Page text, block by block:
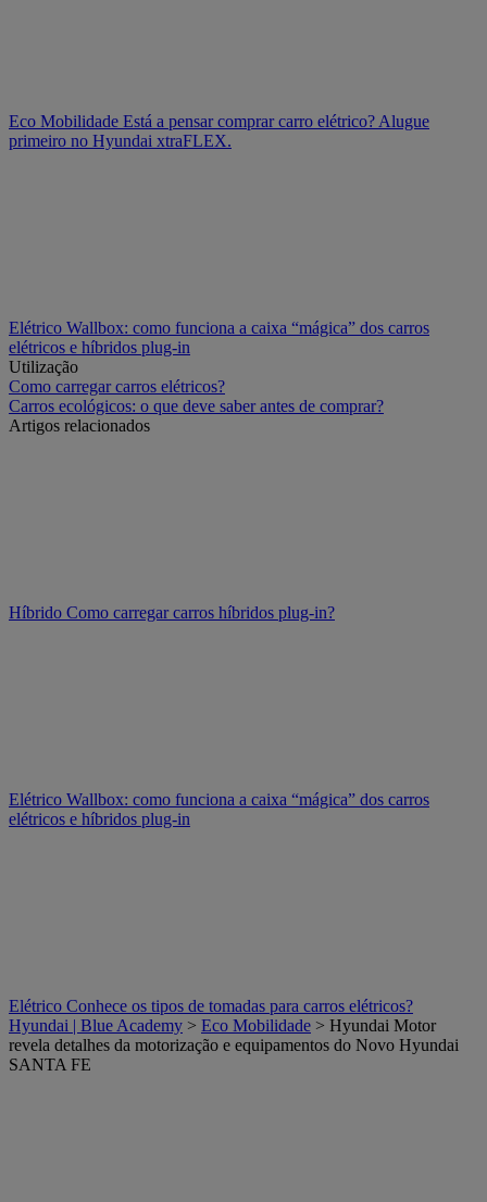
Eco Mobilidade Está a pensar comprar carro elétrico? Alugue
primeiro no Hyundai xtraFLEX.
Elétrico Wallbox: como funciona a caixa “mágica” dos carros
elétricos e híbridos plug-in
Utilização
Como carregar carros elétricos?
Carros ecológicos: o que deve saber antes de comprar?
Artigos relacionados
Híbrido Como carregar carros híbridos plug-in?
Elétrico Wallbox: como funciona a caixa “mágica” dos carros
elétricos e híbridos plug-in
Elétrico Conhece os tipos de tomadas para carros elétricos?
Hyundai | Blue Academy > Eco Mobilidade > Hyundai Motor
revela detalhes da motorização e equipamentos do Novo Hyundai
SANTA FE